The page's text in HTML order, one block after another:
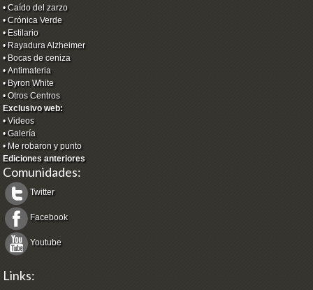
•Caído del zarzo
•Crónica Verde
• Estilario
• Rayadura Alzheimer
• Bocas de ceniza
•Antimateria
• Byron White
•Otros Centros
Exclusivo web:
•Videos
•Galería
• Me robaron y punto
Ediciones anteriores
Comunidades:
Twitter
Facebook
Youtube
Links: